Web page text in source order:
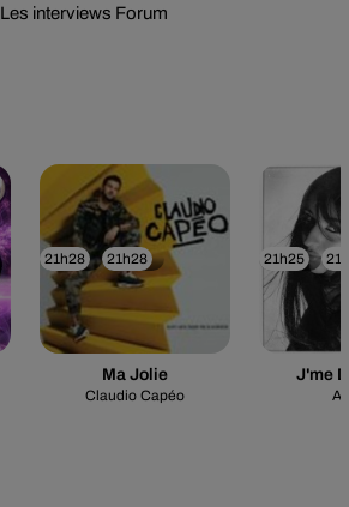
Les interviews Forum
21h28 21h28
Claudio Capéo
Ma Jolie
21h25
J'me